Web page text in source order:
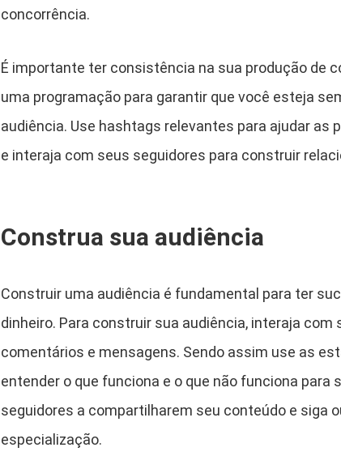
concorrência.
É importante ter consistência na sua produção de
uma programação para garantir que você esteja
audiência. Use hashtags relevantes para ajudar
e interaja com seus seguidores para construir
Construa sua audiência
Construir uma audiência é fundamental para ter
dinheiro. Para construir sua audiência, interaja com
comentários e mensagens. Sendo assim use as
entender o que funciona e o que não funciona para
seguidores a compartilharem seu conteúdo e siga
especialização.